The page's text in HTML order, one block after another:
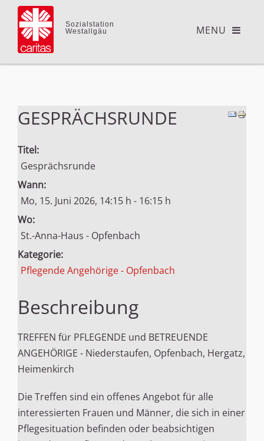
Sozialstation
Westallgäu
GESPRÄCHSRUNDE
Titel:
Gesprächsrunde
Wann:
Mo, 15. Juni 2026, 14:15 h - 16:15 h
Wo:
St.-Anna-Haus - Opfenbach
Kategorie:
Pflegende Angehörige - Opfenbach
Beschreibung
TREFFEN für PFLEGENDE und BETREUENDE
ANGEHÖRIGE - Niederstaufen, Opfenbach, Hergatz,
Heimenkirch
Die Treffen sind ein offenes Angebot für alle
interessierten Frauen und Männer, die sich in einer
Pflegesituation befinden oder beabsichtigen